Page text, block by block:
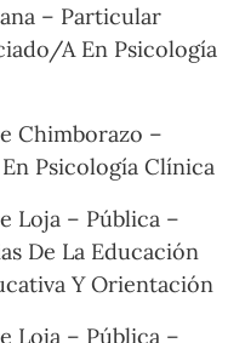
– Particular
A En Psicología
Chimborazo –
Psicología Clínica
Loja – Pública –
De La Educación
Y Orientación
Loja – Pública –